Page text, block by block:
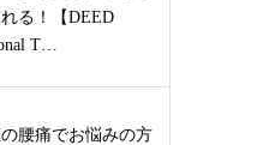
る！【DEED
T…
腰痛でお悩みの方